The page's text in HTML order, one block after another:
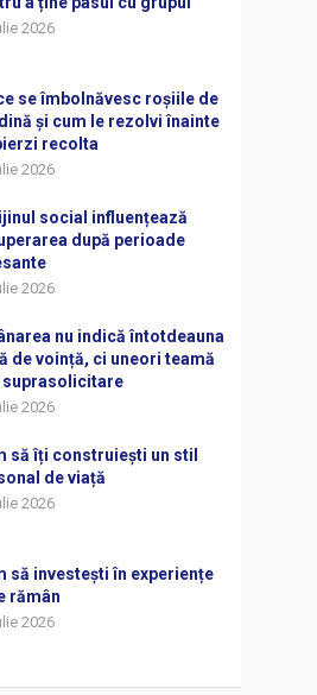
2026
se îmbolnăvesc roșiile de
și cum le rezolvi înainte
recolta
2026
social influențează
după perioade
2026
nu indică întotdeauna
de voință, ci uneori teamă
suprasolicitare
2026
să îți construiești un stil
de viață
2026
să investești în experiențe
rămân
2026